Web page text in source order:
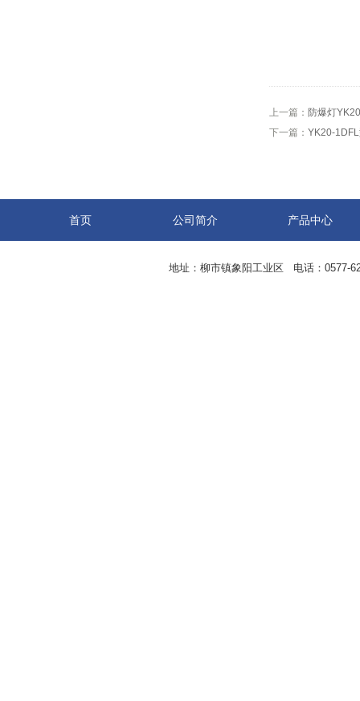
上一篇： 防爆灯
下一篇： YK20-
首页 公司简介 产品中心
地址：柳市镇象阳工业区 电话：0577-